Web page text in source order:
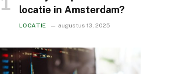
locatie in Amsterdam?
LOCATIE augustus 13, 2025